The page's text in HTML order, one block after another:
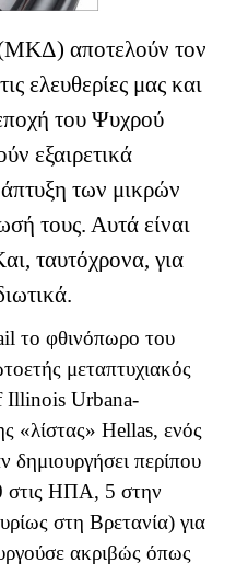
αποτελούν τον
ελευθερίες μας και
του Ψυχρού
εξαιρετικά
των μικρών
τους. Αυτά είναι
αι, ταυτόχρονα, για
το φθινόπωρο του
μεταπτυχιακός
Illinois Urbana-
«λίστας» Hellas, ενός
περίπου
στις ΗΠΑ, 5 στην
στη Βρετανία) για
ακριβώς όπως